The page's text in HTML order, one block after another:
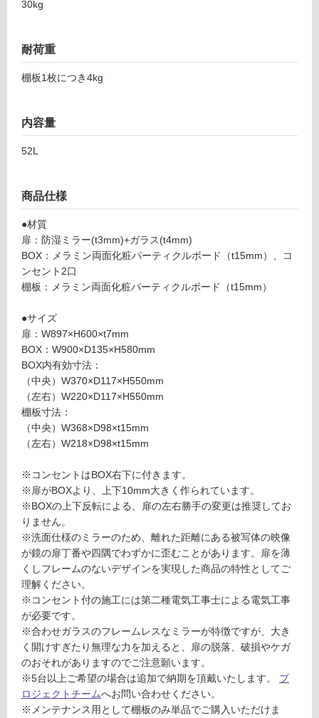
運賃表
ン
グ
土足・遮
応
応
し
て
い
制
限
あ
り
の
注
意
必
要
※
品
仕
様
欄
を
ご
確
認
く
だ
さ
い
30kg
耐荷重
棚板1枚につき4kg
内容量
52L
商品仕様
●材質
扉：防湿ミラー(t3mm)+ガラス(t4mm)
BOX：メラミン両面化粧パーティクルボード（t15mm）、コ
ンセント2口
棚板：メラミン両面化粧パーティクルボード（t15mm）
●サイズ
扉：W897×H600×t7mm
BOX：W900×D135×H580mm
BOX内有効寸法：
（中央）W370×D117×H550mm
（左右）W220×D117×H550mm
棚板寸法：
（中央）W368×D98×t15mm
（左右）W218×D98×t15mm
※コンセントはBOX右下に付きます。
※扉がBOXより、上下10mm大きく作られています。
※BOXの上下反転による、扉の左右勝手の変更は推奨してお
りません。
※洗面仕様のミラーのため、離れた距離にある被写体の映像
が鏡の扉丁番や四隅でわずかに歪むことがあります。扉を薄
くしフレームのないデザインを実現した商品の特性としてご
理解ください。
※コンセント付の施工には第二種電気工事士による電気工事
が必要です。
※合わせガラスのフレームレスなミラーが特徴ですが、大き
く開けすぎたり無理な力を加えると、扉の脱落、破損やケガ
のおそれがありますのでご注意願います。
※5台以上ご希望の場合は追加で納期を頂戴いたします。 プ
ロジェクトチームへお問い合わせください。
※メンテナンス用として棚板のみ単品でご購入いただけま